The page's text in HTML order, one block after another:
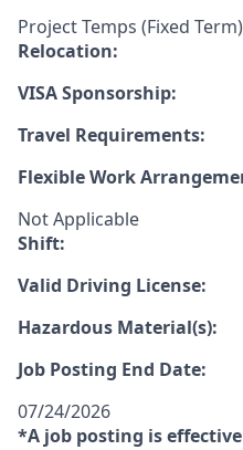
Project Temps (Fixed Term)
Relocation:
VISA Sponsorship:
Travel Requirements:
Flexible Work
Not Applicable
Shift:
Valid Driving License:
Hazardous Material(s):
Job Posting End Date:
07/24/2026
*A job posting is